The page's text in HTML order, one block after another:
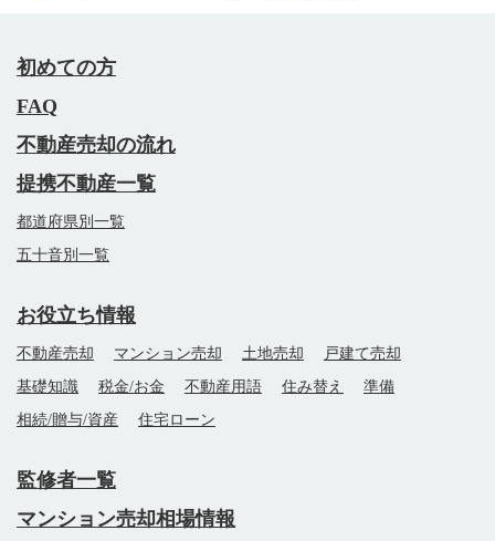
初めての方
FAQ
不動産売却の流れ
提携不動産一覧
都道府県別一覧
五十音別一覧
お役立ち情報
不動産売却 マンション売却 土地売却
戸建て売却
基礎知識
税金/お金 不動産用語 住み替え
準備
相続/贈与/資産
住宅ローン
監修者一覧
マンション売却相場情報